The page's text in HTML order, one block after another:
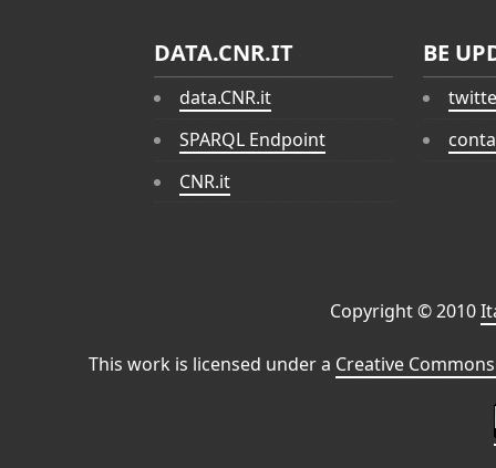
DATA.CNR.IT
data.CNR.it
SPARQL Endpoint
CNR.it
BE
Copyright © 2010
This work is licensed under a Creative